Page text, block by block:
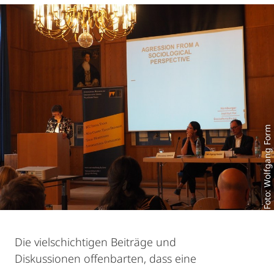
Foto: Wolfgang Form
Die vielschichtigen Beiträge und
Diskussionen offenbarten, dass eine